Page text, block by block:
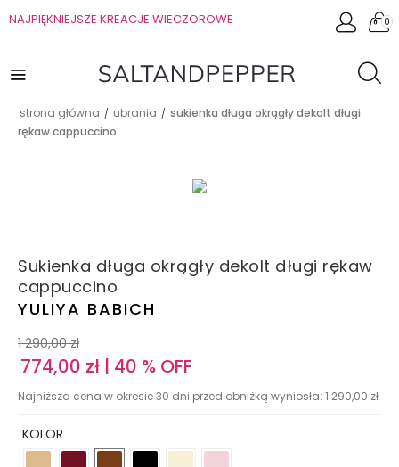
NAJPIĘKNIEJSZE KREACJE WIECZOROWE 0
strona główna / ubrania / sukienka długa okrągły dekolt długi
rękaw cappuccino
Sukienka długa okrągły dekolt długi rękaw
cappuccino
YULIYA BABICH
1 290,00 zł
774,00 zł | 40 % OFF
Najniższa cena w okresie 30 dni przed obniżką wyniosła: 1 290,00 zł
KOLOR